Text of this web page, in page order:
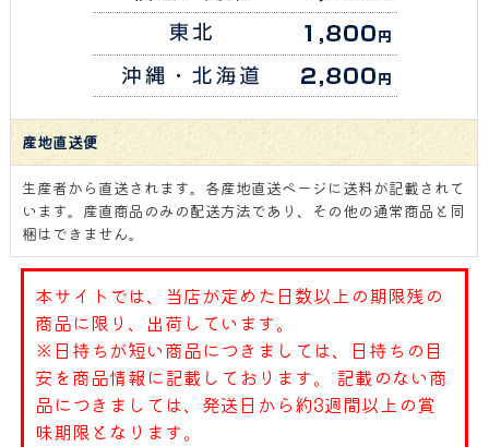
産地直送便
生産者から直送されます。各産地直送ページに送料が記載されて
います。産直商品のみの配送方法であり、その他の通常商品と同
梱はできません。
本サイトでは、当店が定めた日数以上の期限残の
商品に限り、出荷しています。
※日持ちが短い商品につきましては、日持ちの目
安を商品情報に記載しております。 記載のない商
品につきましては、発送日から約3週間以上の賞
味期限となります。